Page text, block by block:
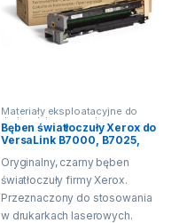
Materiały eksploatacyjne do
drukarek laserowych
Bęben światłoczuły Xerox do
VersaLink B7000, B7025,
Oryginalny, czarny bęben
światłoczuły firmy Xerox.
Przeznaczony do stosowania
w drukarkach laserowych.